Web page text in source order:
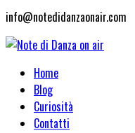
info@notedidanzaonair.com
Home
Blog
Curiosità
Contatti